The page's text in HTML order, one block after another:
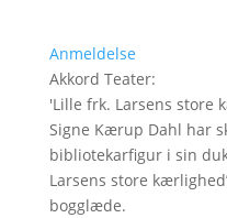
Anmeldelse
Akkord Teater:
'Lille frk. Larsens store
Signe Kærup Dahl har
bibliotekarfigur i sin
Larsens store
bogglæde.